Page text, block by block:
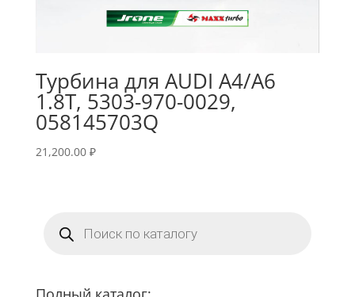
Турбина для AUDI A4/A6
1.8T, 5303-970-0029,
058145703Q
21,200.00 ₽
товаров